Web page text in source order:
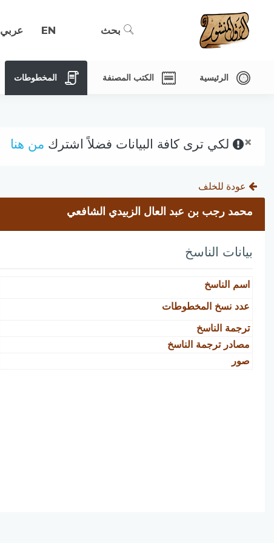
بحث EN عربي
الرئيسية الكتب المصنفة المخطوطات
× لكي ترى كافة البيانات فضلاً اشترك من هنا
عودة للخلف
محمد رجب بن عبد العال الزبيدي الشافعي
بيانات الناسخ
اسم الناسخ
عدد نسخ المخطوطات
ترجمة الناسخ
مصادر ترجمة الناسخ
صور